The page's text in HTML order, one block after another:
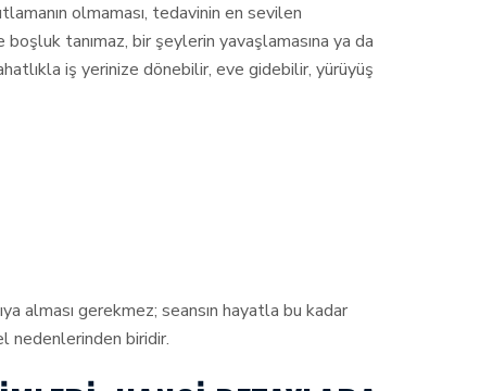
olmaması, tedavinin en sevilen
tanımaz, bir şeylerin yavaşlamasına ya da
iş yerinize dönebilir, eve gidebilir, yürüyüş
alması gerekmez; seansın hayatla bu kadar
nedenlerinden biridir.